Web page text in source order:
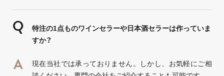
特注の1点ものワインセラーや日本酒セラーは作っていま
すか？
現在当社では承っておりません。しかし、お気軽にご相